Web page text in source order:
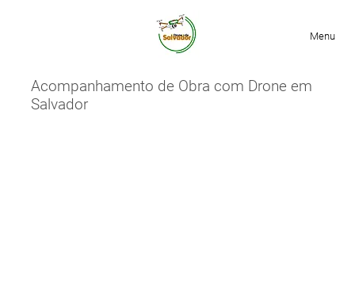
Menu
Acompanhamento de Obra com Drone em
Salvador